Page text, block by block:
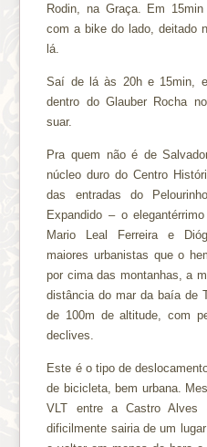
Rodin, na Graça. Em
com a bike do lado, deitado
lá.
Saí de lá às 20h e 15min,
dentro do Glauber Rocha
suar.
Pra quem não é de
núcleo duro do Centro
das entradas do
Expandido – o
Mario Leal Ferreira e
maiores urbanistas que o
por cima das montanhas, a
distância do mar da baía de
de 100m de altitude, com
declives.
Este é o tipo de
de bicicleta, bem urbana.
VLT entre a Castro
dificilmente sairia de um